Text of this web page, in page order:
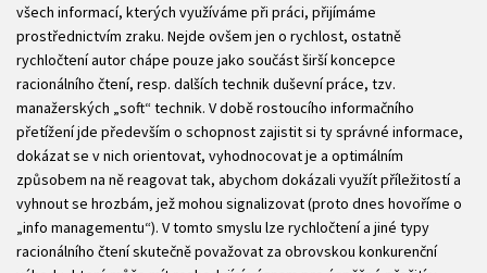
všech informací, kterých využíváme při práci, přijímáme
prostřednictvím zraku. Nejde ovšem jen o rychlost, ostatně
rychločtení autor chápe pouze jako součást širší koncepce
racionálního čtení, resp. dalších technik duševní práce, tzv.
manažerských „soft“ technik. V době rostoucího informačního
přetížení jde především o schopnost zajistit si ty správné informace,
dokázat se v nich orientovat, vyhodnocovat je a optimálním
způsobem na ně reagovat tak, abychom dokázali využít příležitostí a
vyhnout se hrozbám, jež mohou signalizovat (proto dnes hovoříme o
„info managementu“). V tomto smyslu lze rychločtení a jiné typy
racionálního čtení skutečně považovat za obrovskou konkurenční